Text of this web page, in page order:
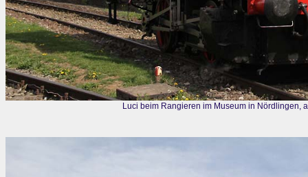
Luci beim Rangieren im Museum in Nördlingen,